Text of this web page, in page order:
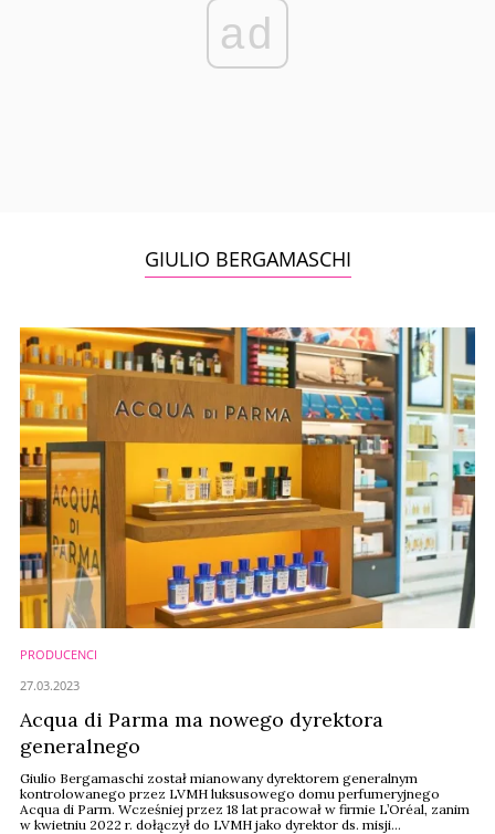
ad
GIULIO BERGAMASCHI
PRODUCENCI
Acqua di Parma ma nowego dyrektora
generalnego
Giulio Bergamaschi został mianowany dyrektorem generalnym
kontrolowanego przez LVMH luksusowego domu perfumeryjnego
Acqua di Parm. Wcześniej przez 18 lat pracował w firmie L’Oréal, zanim
w kwietniu 2022 r. dołączył do LVMH jako dyrektor ds. misji
27.03.2023